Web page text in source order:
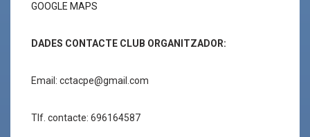
GOOGLE MAPS
DADES CONTACTE CLUB ORGANITZADOR:
Email: cctacpe@gmail.com
Tlf. contacte: 696164587